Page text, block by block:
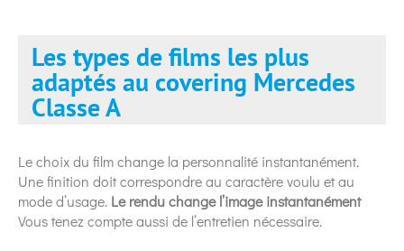
Les types de films les plus
adaptés au covering Mercedes
Classe A
Le choix du film change la personnalité instantanément.
Une finition doit correspondre au caractère voulu et au
mode d’usage. Le rendu change l’image instantanément
Vous tenez compte aussi de l’entretien nécessaire.